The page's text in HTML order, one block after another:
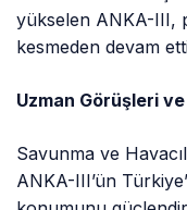
Türkiye’nin
üretim hedeflerine
kabiliyetleriyle